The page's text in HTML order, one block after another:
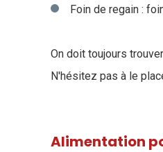
Foin de regain :
On doit toujours
N'hésitez pas à le
Alimentation